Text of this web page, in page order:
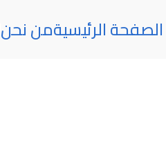
الصفحة الرئيسيةمن نحن